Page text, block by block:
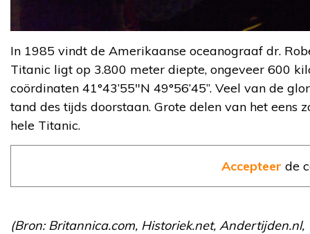
In 1985 vindt de Amerikaanse oceanograaf dr.
Titanic ligt op 3.800 meter diepte, ongeveer 600
coördinaten 41°43’55″N 49°56’45”. Veel van de
tand des tijds doorstaan. Grote delen van het
hele Titanic.
Accepteer de
(Bron: Britannica.com, Historiek.net, Andertijden.nl,